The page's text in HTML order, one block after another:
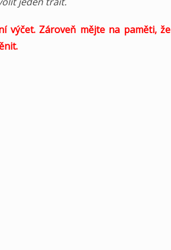
výčet. Zároveň mějte na paměti, že